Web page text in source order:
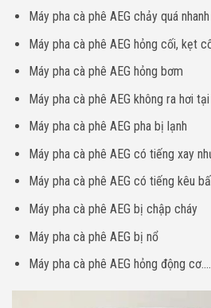
Máy pha cà phê AEG chảy quá
Máy pha cà phê AEG hỏng cối, kẹt
Máy pha cà phê AEG hỏng bơm
Máy pha cà phê AEG không ra hơi
Máy pha cà phê AEG pha bị lạnh
Máy pha cà phê AEG có tiếng xay
Máy pha cà phê AEG có tiếng kêu
Máy pha cà phê AEG bị chập cháy
Máy pha cà phê AEG bị nổ
Máy pha cà phê AEG hỏng động